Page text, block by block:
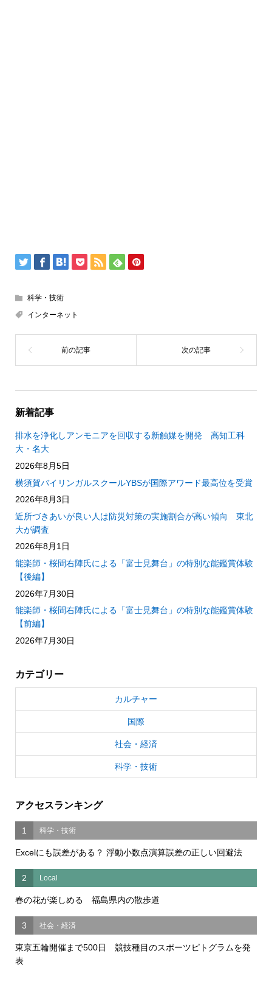
科学・技術
インターネット
新着記事
排水を浄化しアンモニアを回収する新触媒を開発 高知工科
大・名大
2026年8月5日
横須賀バイリンガルスクールYBSが国際アワード最高位を受賞
2026年8月3日
近所づきあいが良い人は防災対策の実施割合が高い傾向 東北
大が調査
2026年8月1日
能楽師・桜間右陣氏による「富士見舞台」の特別な能鑑賞体験
【後編】
2026年7月30日
能楽師・桜間右陣氏による「富士見舞台」の特別な能鑑賞体験
【前編】
2026年7月30日
カテゴリー
カルチャー
国際
社会・経済
科学・技術
アクセスランキング
1 科学・技術
Excelにも誤差がある？ 浮動小数点演算誤差の正しい回避法
2 Local
春の花が楽しめる 福島県内の散歩道
3 社会・経済
東京五輪開催まで500日 競技種目のスポーツピトグラムを発
表